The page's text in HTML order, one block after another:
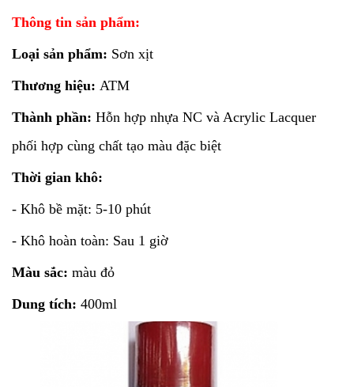
Thông tin sản phẩm:
Loại sản phẩm: Sơn xịt
Thương hiệu: ATM
Thành phần: Hỗn hợp nhựa NC và Acrylic Lacquer
phối hợp cùng chất tạo màu đặc biệt
Thời gian khô:
- Khô bề mặt: 5-10 phút
- Khô hoàn toàn: Sau 1 giờ
Màu sắc: màu đỏ
Dung tích: 400ml